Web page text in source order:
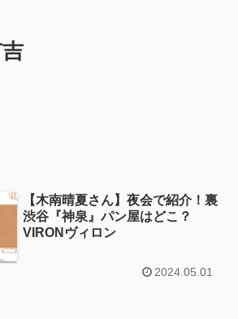
【木南晴夏さん】夜会で紹介！裏
渋谷『神泉』パン屋はどこ？
VIRONヴィロン
2024.05.01